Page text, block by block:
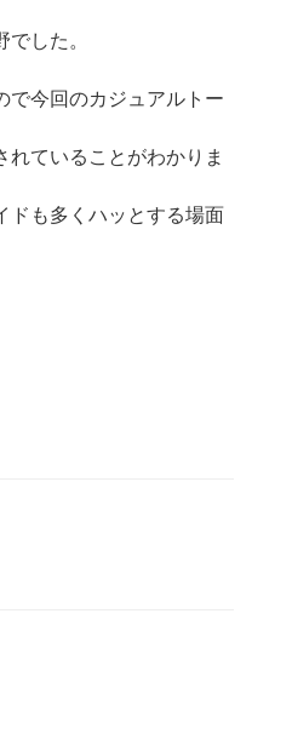
した。
で今回のカジュアルトー
ていることがわかりま
ドも多くハッとする場面